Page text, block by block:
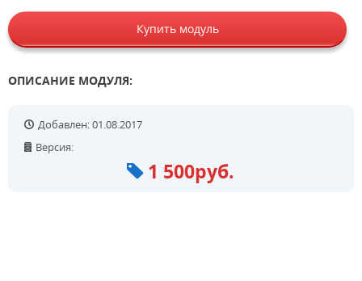
Купить модуль
ОПИСАНИЕ МОДУЛЯ:
Добавлен: 01.08.2017
Версия:
1 500руб.